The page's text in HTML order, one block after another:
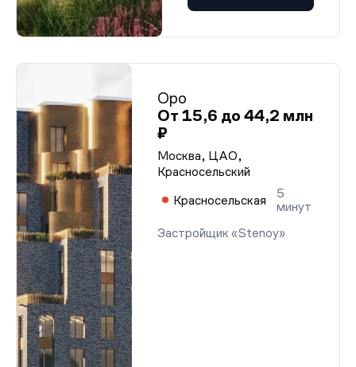
Оро
От 15,6 до 44,2 млн
₽
Москва, ЦАО,
Красносельский
Красносельская
5
минут
Застройщик «Stenoy»